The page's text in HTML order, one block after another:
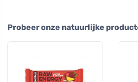
Probeer onze natuurlijke